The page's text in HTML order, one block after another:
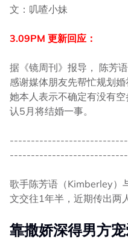
文：叽喳小妹
3.09PM 更新回应：
据《镜周刊》报导， 陈芳
感谢媒体朋友先帮忙规划
她本人表示不确定有没有
认5月将结婚一事。
歌手陈芳语（Kimberley）
文交往1年半，近期传出两
靠撒娇深得男方